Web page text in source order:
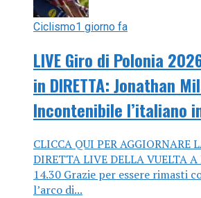
Ciclismo1 giorno fa
LIVE Giro di Polonia
in DIRETTA: Jonathan
Incontenibile l’italiano
CLICCA QUI PER AGGIORNARE
DIRETTA LIVE DELLA VUELTA A
14.30 Grazie per essere rimasti
l’arco di...